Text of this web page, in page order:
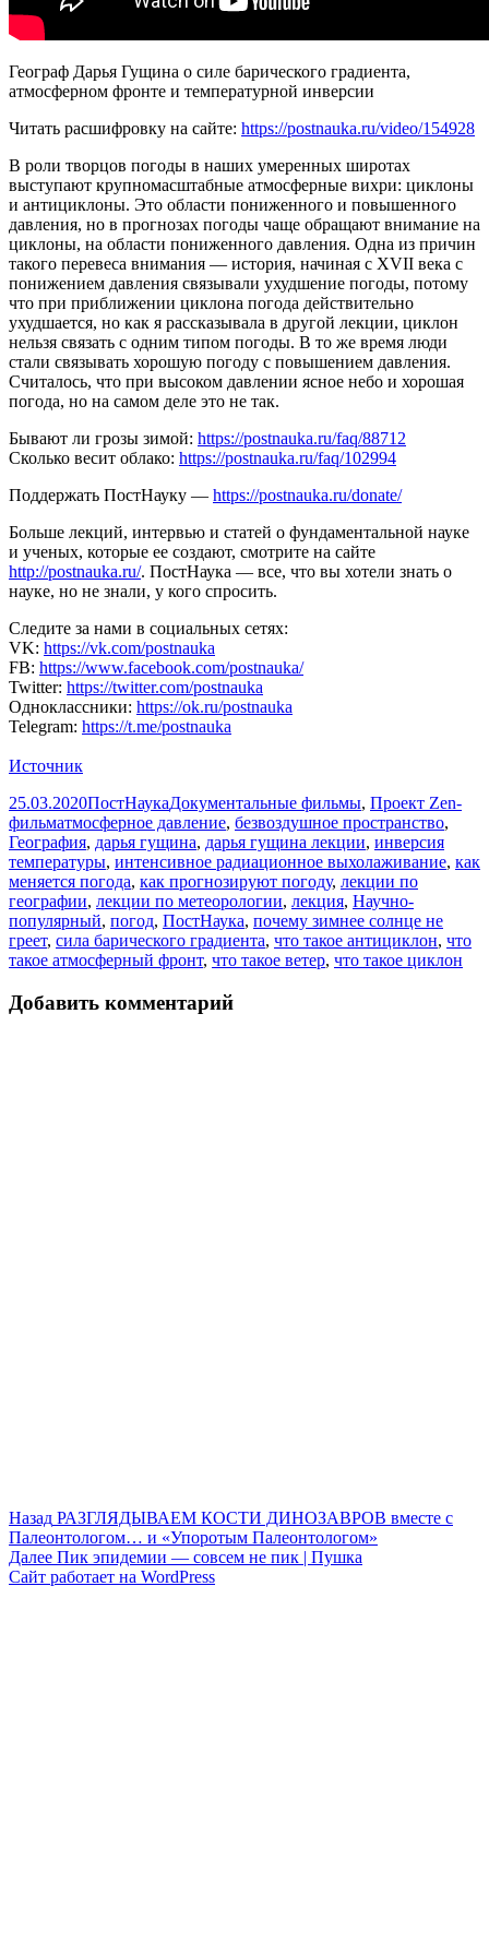
Географ Дарья Гущина о силе барического градиента,
атмосферном фронте и температурной инверсии
Читать расшифровку на сайте: https://postnauka.ru/video/154928
В роли творцов погоды в наших умеренных широтах
выступают крупномасштабные атмосферные вихри: циклоны
и антициклоны. Это области пониженного и повышенного
давления, но в прогнозах погоды чаще обращают внимание на
циклоны, на области пониженного давления. Одна из причин
такого перевеса внимания — история, начиная с XVII века с
понижением давления связывали ухудшение погоды, потому
что при приближении циклона погода действительно
ухудшается, но как я рассказывала в другой лекции, циклон
нельзя связать с одним типом погоды. В то же время люди
стали связывать хорошую погоду с повышением давления.
Считалось, что при высоком давлении ясное небо и хорошая
погода, но на самом деле это не так.
Бывают ли грозы зимой: https://postnauka.ru/faq/88712
Сколько весит облако: https://postnauka.ru/faq/102994
Поддержать ПостНауку — https://postnauka.ru/donate/
Больше лекций, интервью и статей о фундаментальной науке
и ученых, которые ее создают, смотрите на сайте
http://postnauka.ru/. ПостНаука — все, что вы хотели знать о
науке, но не знали, у кого спросить.
Следите за нами в социальных сетях:
VK: https://vk.com/postnauka
FB: https://www.facebook.com/postnauka/
Twitter: https://twitter.com/postnauka
Одноклассники: https://ok.ru/postnauka
Telegram: https://t.me/postnauka
Источник
Опубликовано
25.03.2020Автор
ПостНаукаРубрики
Документальные фильмы, Проект Zen-
фильмМетки
атмосферное давление, безвоздушное пространство,
География, дарья гущина, дарья гущина лекции, инверсия
температуры, интенсивное радиационное выхолаживание, как
меняется погода, как прогнозируют погоду, лекции по
географии, лекции по метеорологии, лекция, Научно-
популярный, погод, ПостНаука, почему зимнее солнце не
греет, сила барического градиента, что такое антициклон, что
такое атмосферный фронт, что такое ветер, что такое циклон
Добавить комментарий
Навигация
по
записям
Назад Предыдущая
запись:
РАЗГЛЯДЫВАЕМ КОСТИ ДИНОЗАВРОВ вместе с
Палеонтологом… и «Упоротым Палеонтологом»
Далее Следующая
запись:
Пик эпидемии — совсем не пик | Пушка
Сайт работает на WordPress